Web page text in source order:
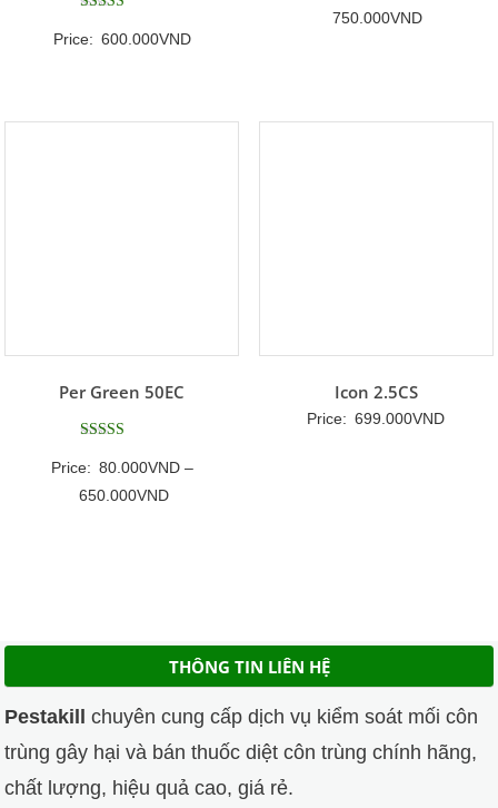
hạng
Price: 600.000VND
750.000VNDKhoảng
đến
Per Green 50EC
hạng
5 sao
Price: 80.000VND –
650.000VNDKhoảng
Icon 2.5CS
Price: 699.000VND
THÔNG TIN LIÊN HỆ
Pestakill
chuyên cung cấp dịch vụ kiểm soát mối côn
trùng gây hại và bán thuốc diệt côn trùng chính hãng,
chất lượng, hiệu quả cao, giá rẻ.